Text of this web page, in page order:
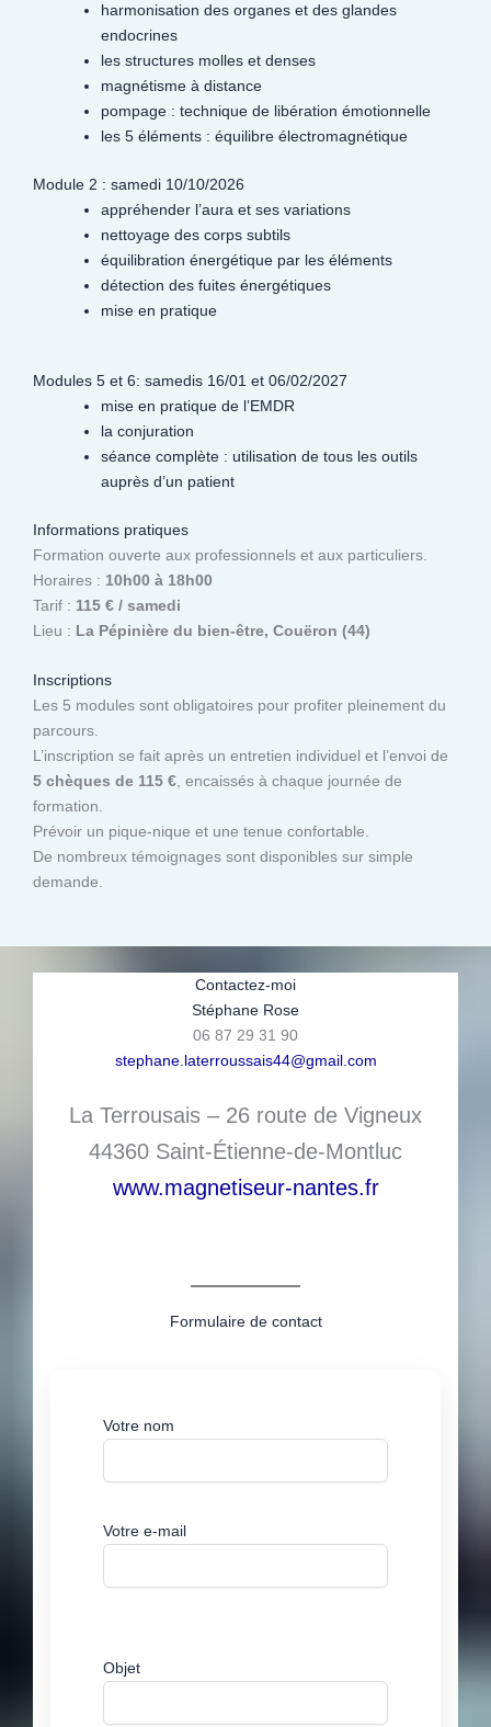
harmonisation des organes et des glandes
endocrines
les structures molles et denses
magnétisme à distance
pompage : technique de libération émotionnelle
les 5 éléments : équilibre électromagnétique
Module 2 : samedi 10/10/2026
appréhender l’aura et ses variations
nettoyage des corps subtils
équilibration énergétique par les éléments
détection des fuites énergétiques
mise en pratique
Modules 5 et 6: samedis 16/01 et 06/02/2027
mise en pratique de l’EMDR
la conjuration
séance complète : utilisation de tous les outils
auprès d’un patient
Informations pratiques
Formation ouverte aux professionnels et aux particuliers.
Horaires : 10h00 à 18h00
Tarif : 115 € / samedi
Lieu : La Pépinière du bien-être, Couëron (44)
Inscriptions
Les 5 modules sont obligatoires pour profiter pleinement du
parcours.
L’inscription se fait après un entretien individuel et l’envoi de
5 chèques de 115 €, encaissés à chaque journée de
formation.
Prévoir un pique-nique et une tenue confortable.
De nombreux témoignages sont disponibles sur simple
demande.
Contactez-moi
Stéphane Rose
06 87 29 31 90
stephane.laterroussais44@gmail.com
La Terrousais – 26 route de Vigneux
44360 Saint-Étienne-de-Montluc
www.magnetiseur-nantes.fr
Formulaire de contact
Votre nom
Votre e-mail
Objet